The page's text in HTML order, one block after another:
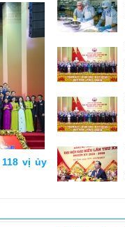
vị ủy